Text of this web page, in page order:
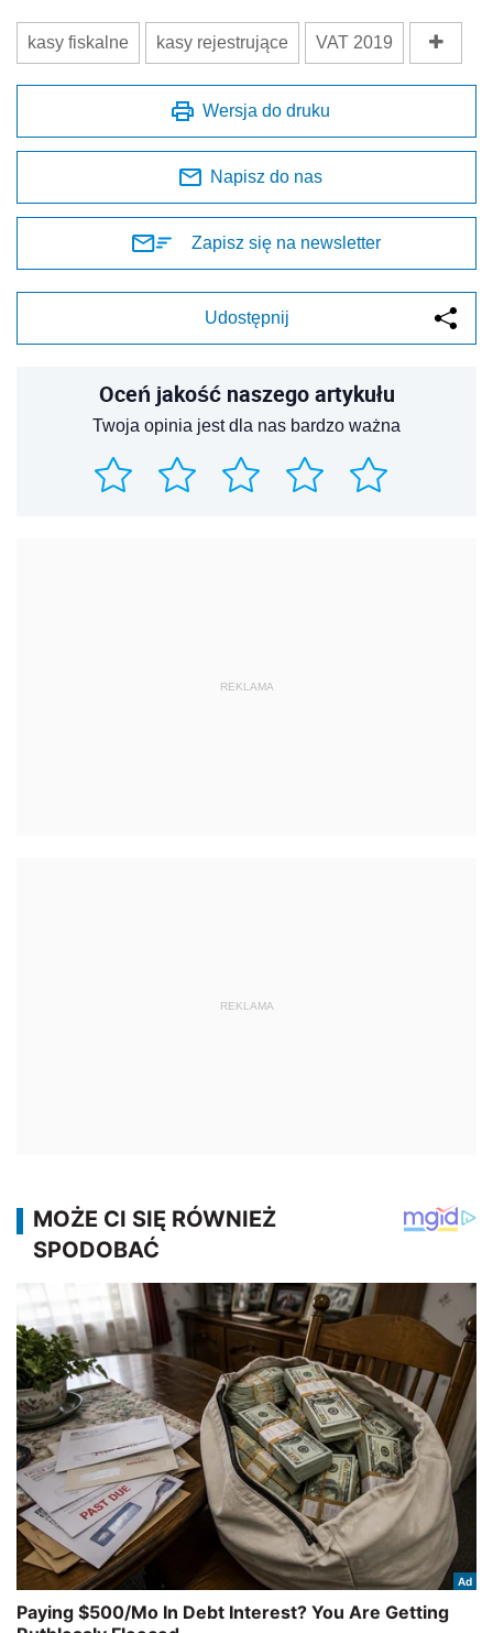
kasy fiskalne kasy rejestrujące VAT 2019
Wersja do druku
Napisz do nas
Zapisz się na newsletter
Udostępnij
Oceń jakość naszego artykułu
Twoja opinia jest dla nas bardzo ważna
REKLAMA
REKLAMA